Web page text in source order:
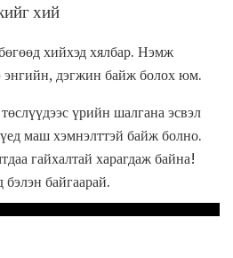
хий
хийхэд хялбар. Нэмж
энгийн, дэгжин байж болох юм.
үрийн шалгана эсвэл
маш хэмнэлттэй байж болно.
гайхалтай харагдаж байна!
бэлэн байгаарай.